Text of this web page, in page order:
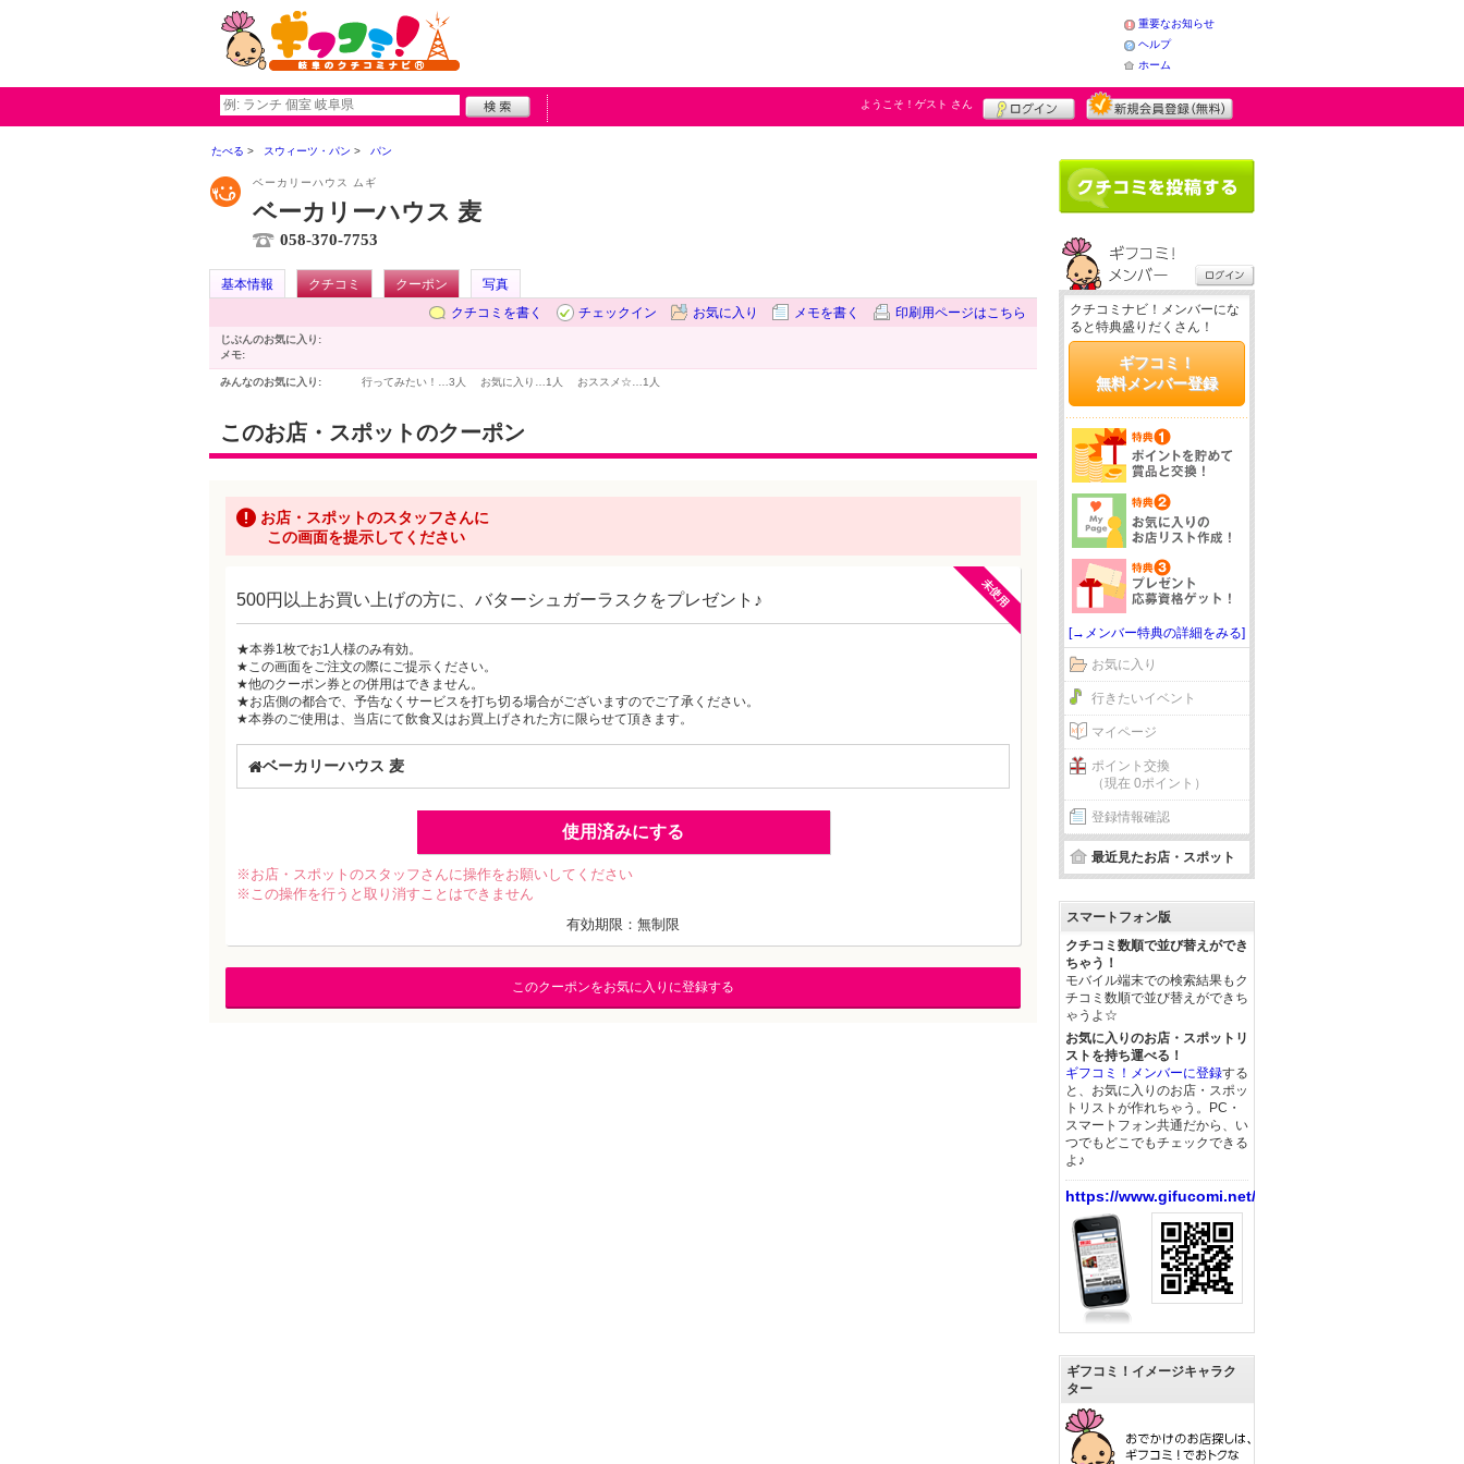
重要なお知らせ
ヘルプ
ホーム
ようこそ！ ゲスト さん
たべる スウィーツ・パン パン
ベーカリーハウス ムギ
ベーカリーハウス 麦
058-370-7753
基本情報 クチコミ クーポン
写真
クチコミを書く
チェックイン お気に入り メモを書く 印刷用ページはこちら
じぶんのお気に入り:
メモ:
みんなのお気に入り: 行ってみたい！… 3人 お気に入り… 1人 おススメ☆… 1人
このお店・スポットのクーポン
お店・スポットのスタッフさんに
この画面を提示してください
未使用
500円以上お買い上げの方に、バターシュガーラスクをプレゼント♪
★本券1枚でお1人様のみ有効。
★この画面をご注文の際にご提示ください。
★他のクーポン券との併用はできません。
★お店側の都合で、予告なくサービスを打ち切る場合がございますのでご了承ください。
★本券のご使用は、当店にて飲食又はお買上げされた方に限らせて頂きます。
ベーカリーハウス 麦
使用済みにする
※お店・スポットのスタッフさんに操作をお願いしてください
※この操作を行うと取り消すことはできません
有効期限：無制限
このクーポンをお気に入りに登録する
クチコミナビ！メンバーにな
ると特典盛りだくさん！
ギフコミ！
無料メンバー登録
[→メンバー特典の詳細をみる]
お気に入り
行きたいイベント
マイページ
ポイント交換
（現在 0ポイント）
登録情報確認
最近見たお店・スポット
スマートフォン版
クチコミ数順で並び替えができ
ちゃう！
モバイル端末での検索結果もク
チコミ数順で並び替えができち
ゃうよ☆
お気に入りのお店・スポットリ
ストを持ち運べる！
ギフコミ！メンバーに登録する
と、お気に入りのお店・スポッ
トリストが作れちゃう。PC・
スマートフォン共通だから、い
つでもどこでもチェックできる
よ♪
https://www.gifucomi.net/
ギフコミ！イメージキャラク
ター